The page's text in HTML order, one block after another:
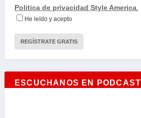
Politica de privacidad Style America.
He leído y acepto
ESCUCHANOS EN PODCAST